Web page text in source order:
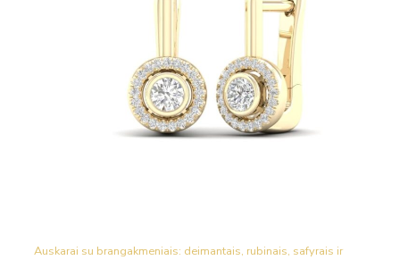
Auskarai su brangakmeniais: deimantais, rubinais, safyrais ir